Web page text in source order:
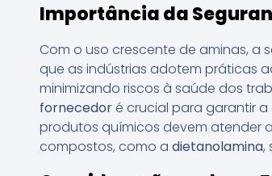
Importância da
Com o uso crescente de aminas, a
que as indústrias adotem práticas
minimizando riscos à saúde dos
fornecedoré crucial para garantir
produtos químicos devem atender
compostos, como a dietanolamina,